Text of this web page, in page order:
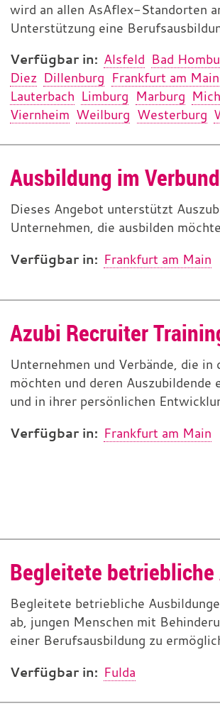
wird an allen AsAflex-Standorten
Unterstützung eine
Verfügbar in: Alsfeld Bad
Diez Dillenburg Frankfurt am Main
Lauterbach Limburg Marburg
Viernheim Weilburg Westerburg
Ausbildung im
Dieses Angebot unterstützt
Unternehmen, die ausbilden
Verfügbar in: Frankfurt am Main
Azubi Recruiter
Unternehmen und Verbände, die
möchten und deren
und in ihrer persönlichen
Verfügbar in: Frankfurt am Main
Begleitete
Begleitete betriebliche
ab, jungen Menschen mit
einer Berufsausbildung zu
Verfügbar in: Fulda